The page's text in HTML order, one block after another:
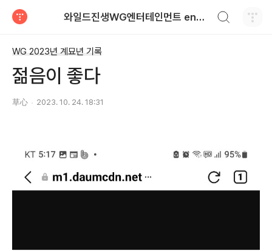
와일드진생WG엔터테인먼트 entertainment
WG 2023년 계묘년 기록
젊음이 좋다
草心 2023. 10. 24. 18:31